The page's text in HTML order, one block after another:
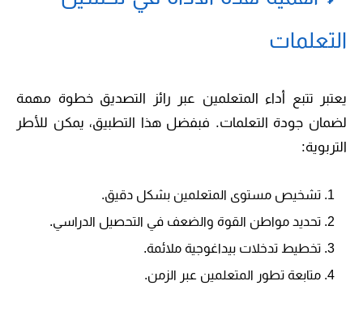
التعلمات
يعتبر تتبع أداء المتعلمين عبر رائز التصديق خطوة مهمة
لضمان جودة التعلمات. فبفضل هذا التطبيق، يمكن للأطر
التربوية:
تشخيص مستوى المتعلمين بشكل دقيق.
تحديد مواطن القوة والضعف في التحصيل الدراسي.
تخطيط تدخلات بيداغوجية ملائمة.
متابعة تطور المتعلمين عبر الزمن.